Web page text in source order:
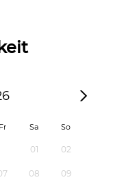
Fr Sa So
01 02
08 09